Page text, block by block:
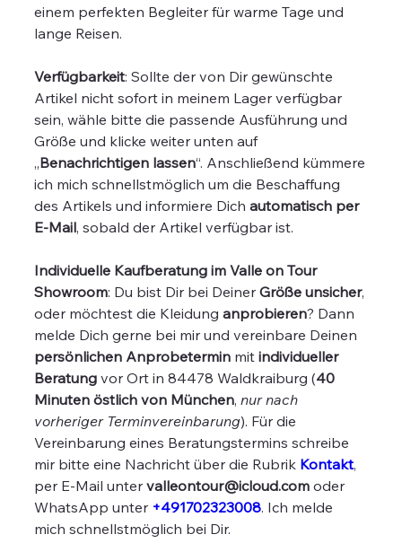
einem perfekten Begleiter für warme Tage und
lange Reisen.
Verfügbarkeit: Sollte der von Dir gewünschte
Artikel nicht sofort in meinem Lager verfügbar
sein, wähle bitte die passende Ausführung und
Größe und klicke weiter unten auf
„Benachrichtigen lassen“. Anschließend kümmere
ich mich schnellstmöglich um die Beschaffung
des Artikels und informiere Dichautomatisch per
E-Mail, sobald der Artikel verfügbar ist.
Individuelle Kaufberatung im Valle on Tour
Showroom: Du bist Dir bei DeinerGröße unsicher,
oder möchtest die Kleidunganprobieren? Dann
melde Dich gerne bei mir und vereinbare Deinen
persönlichen Anprobetermin mitindividueller
Beratung vor Ort in 84478 Waldkraiburg (40
Minuten östlich von München,nur nach
vorheriger Terminvereinbarung). Für die
Vereinbarung eines Beratungstermins schreibe
mir bitte eine Nachricht über die Rubrik Kontakt,
per E-Mail untervalleontour@icloud.com oder
WhatsApp unter +491702323008. Ich melde
mich schnellstmöglich bei Dir.